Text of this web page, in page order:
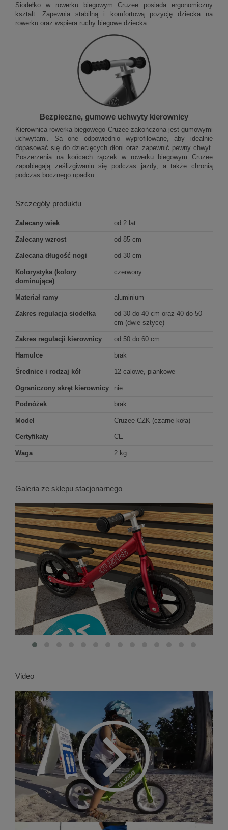
Siodełko w rowerku biegowym Cruzee posiada ergonomiczny
kształt. Zapewnia stabilną i komfortową pozycję dziecka na
rowerku oraz wspiera ruchy biegowe dziecka.
Bezpieczne, gumowe uchwyty kierownicy
Kierownica rowerka biegowego Cruzee zakończona jest gumowymi
uchwytami. Są one odpowiednio wyprofilowane, aby idealnie
dopasować się do dziecięcych dłoni oraz zapewnić pewny chwyt.
Poszerzenia na końcach rączek w rowerku biegowym Cruzee
zapobiegają ześlizgiwaniu się podczas jazdy, a także chronią
podczas bocznego upadku.
Szczegóły produktu
Zalecany wiek od 2 lat
Zalecany wzrost od 85 cm
Zalecana długość nogi od 30 cm
Kolorystyka (kolory
dominujące)
czerwony
Materiał ramy aluminium
Zakres regulacja siodełka
od 30 do 40 cm oraz 40 do 50
cm (dwie sztyce)
Zakres regulacji kierownicy od 50 do 60 cm
Hamulce brak
Średnice i rodzaj kół 12 calowe, piankowe
Ograniczony skręt kierownicy nie
Podnóżek brak
Model Cruzee CZK (czarne koła)
Certyfikaty CE
Waga 2 kg
Galeria ze sklepu stacjonarnego
Video